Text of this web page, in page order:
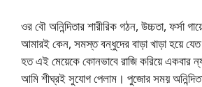
ওর বৌ অনিন্দিতার শারীরিক গঠন, উচ্চতা, ফর্সা
আমারই কেন, সমস্ত বন্ধুদের বাড়া খাড়া হয়ে
হত এই মেয়েকে কোনভাবে রাজি করিয়ে একবার
আমি শীঘ্রই সুযোগ পেলাম। পুজোর সময়